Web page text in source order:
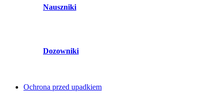
Nauszniki
Dozowniki
Ochrona przed upadkiem